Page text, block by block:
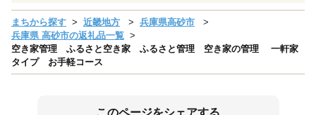
まちから探す 近畿地方
兵庫県高砂市
兵庫県 高砂市の返礼品一覧
空き家管理 ふるさと空き家 ふるさと管理 空き家の管理 一軒家
タイプ お手軽コース
このページをシェアする